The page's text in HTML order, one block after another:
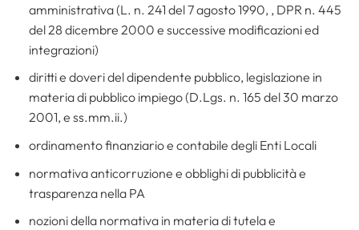
amministrativa (L. n. 241 del 7 agosto 1990, , DPR n. 445
del 28 dicembre 2000 e successive modificazioni ed
integrazioni)
diritti e doveri del dipendente pubblico, legislazione in
materia di pubblico impiego (D.Lgs. n. 165 del 30 marzo
2001, e ss.mm.ii.)
ordinamento finanziario e contabile degli Enti Locali
normativa anticorruzione e obblighi di pubblicità e
trasparenza nella PA
nozioni della normativa in materia di tutela e